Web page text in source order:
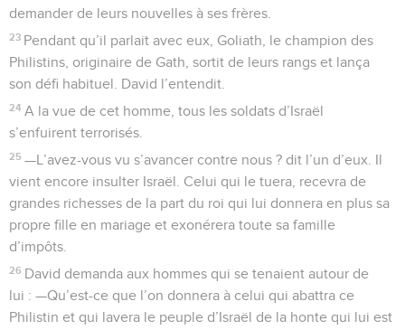
demander de leurs nouvelles à ses frères.
23 Pendant qu’il parlait avec eux, Goliath, le champion des
Philistins, originaire de Gath, sortit de leurs rangs et lança
son défi habituel. David l’entendit.
24 A la vue de cet homme, tous les soldats d’Israël
s’enfuirent terrorisés.
25 —L’avez-vous vu s’avancer contre nous ? dit l’un d’eux. Il
vient encore insulter Israël. Celui qui le tuera, recevra de
grandes richesses de la part du roi qui lui donnera en plus sa
propre fille en mariage et exonérera toute sa famille
d’impôts.
26 David demanda aux hommes qui se tenaient autour de
lui : —Qu’est-ce que l’on donnera à celui qui abattra ce
Philistin et qui lavera le peuple d’Israël de la honte qui lui est